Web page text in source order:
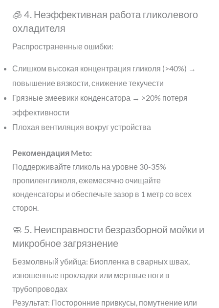
🧊 4. Неэффективная работа гликолевого
охладителя
Распространенные ошибки:
Слишком высокая концентрация гликоля (>40%) →
повышение вязкости, снижение текучести
Грязные змеевики конденсатора → >20% потеря
эффективности
Плохая вентиляция вокруг устройства
Рекомендация Meto:
Поддерживайте гликоль на уровне 30-35%
пропиленгликоля, ежемесячно очищайте
конденсаторы и обеспечьте зазор в 1 метр со всех
сторон.
🧼 5. Неисправности безразборной мойки и
микробное загрязнение
Безмолвный убийца: Биопленка в сварных швах,
изношенные прокладки или мертвые ноги в
трубопроводах
Результат: Посторонние привкусы, помутнение или